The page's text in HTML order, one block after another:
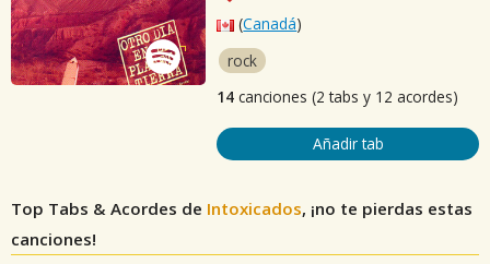
(Canadá)
rock
14 canciones (2 tabs y 12 acordes)
Añadir tab
Top Tabs & Acordes de Intoxicados, ¡no te pierdas estas
canciones!